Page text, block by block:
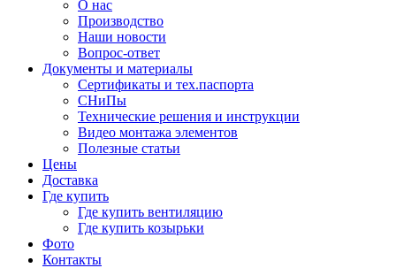
О нас
Производство
Наши новости
Вопрос-ответ
Документы и материалы
Сертификаты и тех.паспорта
СНиПы
Технические решения и инструкции
Видео монтажа элементов
Полезные статьи
Цены
Доставка
Где купить
Где купить вентиляцию
Где купить козырьки
Фото
Контакты